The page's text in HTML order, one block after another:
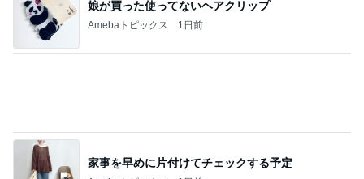
家事を早めに片付けてチェックする予定
Amebaトピックス 1日前